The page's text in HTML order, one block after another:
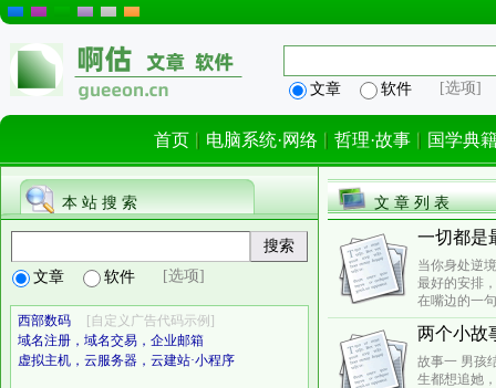
文章 软件 [选项]
首页 电脑系统·网络 哲理·故事 国学典
本 站 搜 索
文章 软件 [选项]
西部数码
[自定义广告代码示例]
域名注册，域名交易，企业邮箱
虚拟主机，云服务器，云建站·小程序
文 章 列 表
一切都是
当你身处逆
最好的安排
在嘴边的一
两个小故
故事一 男孩
生都想追她